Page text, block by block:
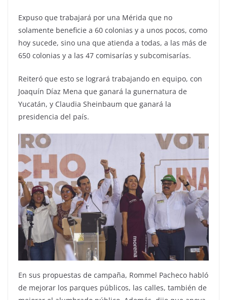
Expuso que trabajará por una Mérida que no
solamente beneficie a 60 colonias y a unos pocos, como
hoy sucede, sino una que atienda a todas, a las más de
650 colonias y a las 47 comisarías y subcomisarías.
Reiteró que esto se logrará trabajando en equipo, con
Joaquín Díaz Mena que ganará la gunernatura de
Yucatán, y Claudia Sheinbaum que ganará la
presidencia del país.
En sus propuestas de campaña, Rommel Pacheco habló
de mejorar los parques públicos, las calles, también de